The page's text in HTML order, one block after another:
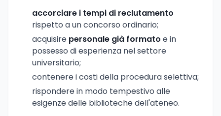
accorciare i tempi di reclutamento
rispetto a un concorso ordinario;
acquisire personale già formato e in
possesso di esperienza nel settore
universitario;
contenere i costi della procedura selettiva;
rispondere in modo tempestivo alle
esigenze delle biblioteche dell'ateneo.